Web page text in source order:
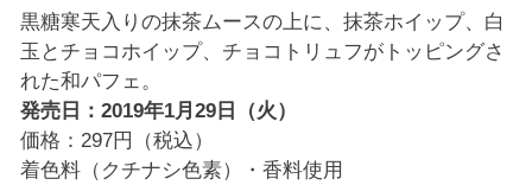
黒糖寒天入りの抹茶ムースの上に、抹茶ホイップ、白
玉とチョコホイップ、チョコトリュフがトッピングさ
れた和パフェ。
発売日：2019年1月29日（火）
価格：297円（税込）
着色料（クチナシ色素）・香料使用